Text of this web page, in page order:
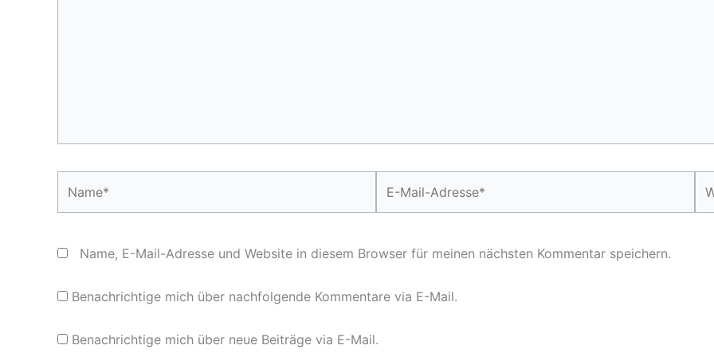
Mail-
Name, E-Mail-Adresse und Website in diesem Browser für meinen nächsten Kommentar speichern.
Benachrichtige mich über nachfolgende Kommentare via E-Mail.
Benachrichtige mich über neue Beiträge via E-Mail.